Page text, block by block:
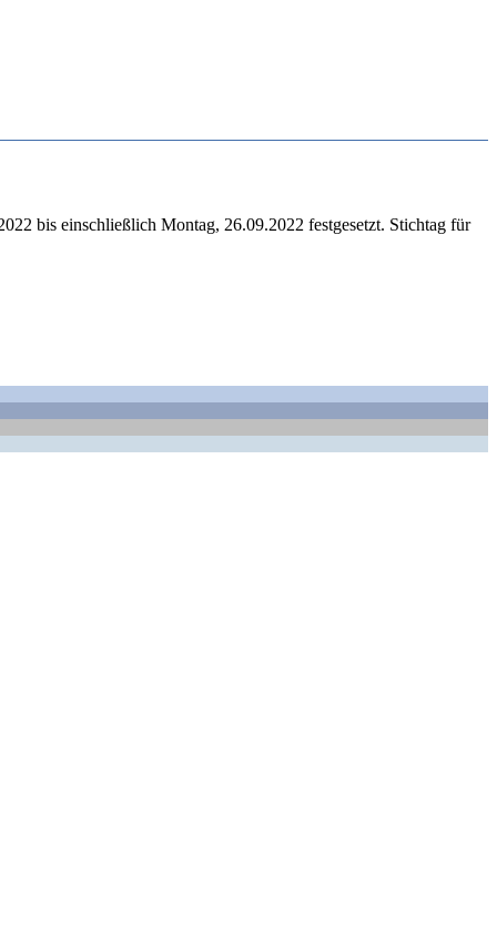
bis einschließlich Montag, 26.09.2022 festgesetzt. Stichtag für